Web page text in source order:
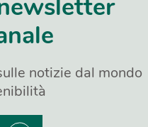
notizie dal mondo